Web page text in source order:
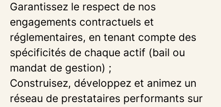
Garantissez le respect de nos
engagements contractuels et
réglementaires, en tenant compte des
spécificités de chaque actif (bail ou
mandat de gestion) ;
Construisez, développez et animez un
réseau de prestataires performants sur